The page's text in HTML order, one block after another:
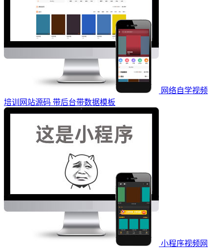
网络自学视频
培训网站源码 带后台带数据模板
小程序视频网